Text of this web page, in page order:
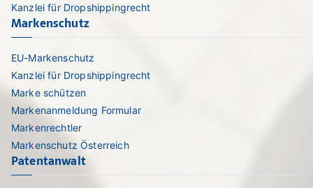
Kanzlei für Dropshippingrecht
Markenschutz
EU-Markenschutz
Kanzlei für Dropshippingrecht
Marke schützen
Markenanmeldung Formular
Markenrechtler
Markenschutz Österreich
Patentanwalt